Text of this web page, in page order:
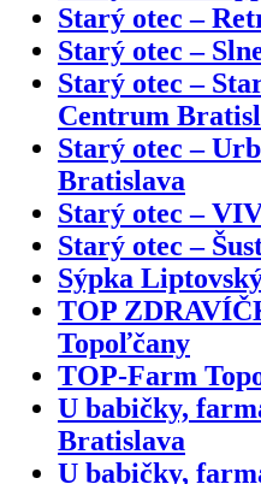
Starý otec –
Starý otec –
Starý otec –
Centrum
Starý otec –
Bratislava
Starý otec –
Starý otec –
Sýpka
TOP
Topoľčany
TOP-Farm
U babičky,
Bratislava
U babičky,